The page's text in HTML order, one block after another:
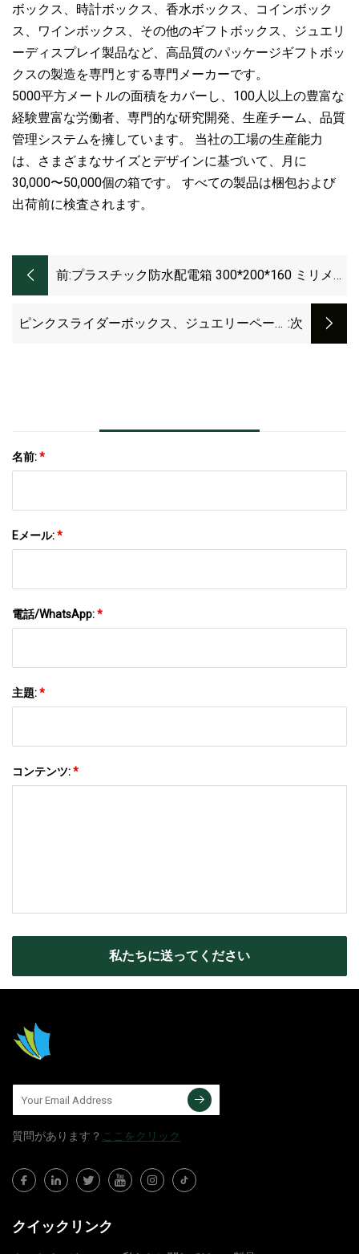
ボックス、時計ボックス、香水ボックス、コインボック
ス、ワインボックス、その他のギフトボックス、ジュエリ
ーディスプレイ製品など、高品質のパッケージギフトボッ
クスの製造を専門とする専門メーカーです。
5000平方メートルの面積をカバーし、100人以上の豊富な
経験豊富な労働者、専門的な研究開発、生産チーム、品質
管理システムを擁しています。 当社の工場の生産能力
は、さまざまなサイズとデザインに基づいて、月に
30,000〜50,000個の箱です。 すべての製品は梱包および
出荷前に検査されます。
前:プラスチック防水配電箱 300*200*160 ミリメー
ピンクスライダーボックス、ジュエリーペーパ :次
名前:*
Eメール:*
電話/WhatsApp:*
主題:*
コンテンツ:*
私たちに送ってください
質問​​があります？ ここをクリック
クイックリンク